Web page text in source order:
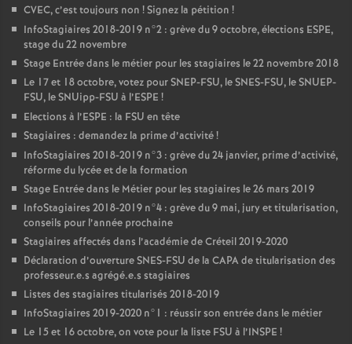
CVEC, c’est toujours non ! Signez la pétition !
InfoStagiaires 2018-2019 n°2 : grève du 9 octobre, élections ESPE,
stage du 22 novembre
Stage Entrée dans le métier pour les stagiaires le 22 novembre 2018
Le 17 et 18 octobre, votez pourSNEP-FSU, leSNES-FSU, leSNUEP-
FSU, le SNUipp-FSU à l’ESPE !
Elections à l’ESPE : la FSU en tête
Stagiaires : demandez la prime d’activité!
InfoStagiaires 2018-2019 n°3 : grève du 24 janvier, prime d’activité,
réforme du lycée et de la formation
Stage Entrée dans le Métier pour les stagiaires le 26 mars 2019
InfoStagiaires 2018-2019 n°4 : grève du 9 mai, jury et titularisation,
conseils pour l’année prochaine
Stagiaires affectés dans l’académie de Créteil 2019-2020
Déclaration d’ouvertureSNES-FSU de la CAPAde titularisation des
professeur.e.s agrégé.e.s stagiaires
Listes des stagiaires titularisés 2018-2019
InfoStagiaires 2019-2020 n°1 : réussir son entrée dans le métier
Le 15 et 16 octobre, on vote pour la liste FSU à l’INSPE !